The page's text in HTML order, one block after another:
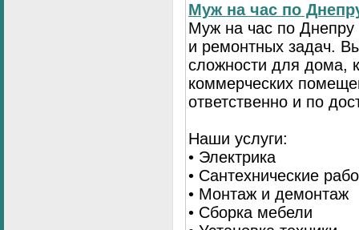
Муж на час по
Муж на час по
и ремонтных задач.
сложности для дома,
коммерческих
ответственно и по
Наши услуги:
• Электрика
• Сантехнические
• Монтаж и демонтаж
• Сборка мебели